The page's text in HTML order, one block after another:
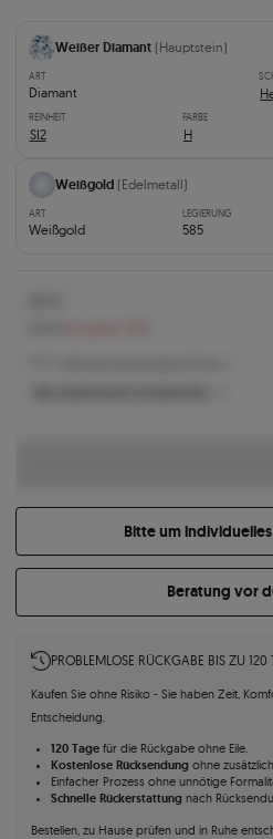
Weißer Diamant (Hauptstein)
ART
Diamant
REINHEIT
SI2
FARBE
H
Weißgold (Edelmetall)
ART
Weißgold
LEGIERUNG
585
Bitte um
Beratung vor
PROBLEMLOSE RÜCKGABE BIS ZU 120
Kaufen Sie ohne Risiko - Sie haben Zeit,
Entscheidung.
120 Tagefür die Rückgabe ohne Eile.
Kostenlose Rücksendungohne
Einfacher Prozess ohne unnötige
Schnelle Rückerstattungnach
Bestellen, zu Hause prüfen und in Ruhe